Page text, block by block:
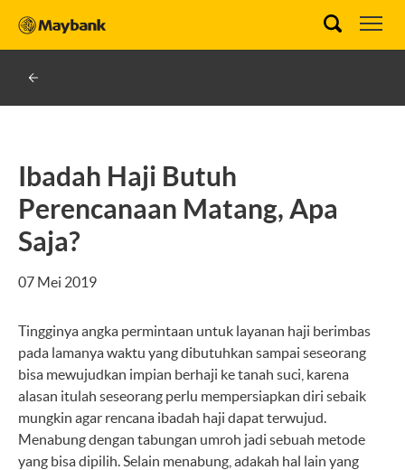
Ibadah Haji Butuh
Perencanaan Matang, Apa
Saja?
07 Mei 2019
Tingginya angka permintaan untuk layanan haji berimbas
pada lamanya waktu yang dibutuhkan sampai seseorang
bisa mewujudkan impian berhaji ke tanah suci, karena
alasan itulah seseorang perlu mempersiapkan diri sebaik
mungkin agar rencana ibadah haji dapat terwujud.
Menabung dengan tabungan umroh jadi sebuah metode
yang bisa dipilih. Selain menabung, adakah hal lain yang